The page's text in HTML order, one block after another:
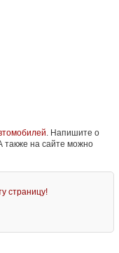
. Напишите о
также на сайте можно
страницу!